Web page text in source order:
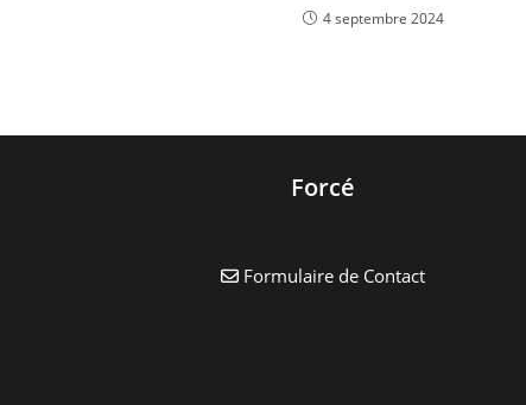
4 septembre 2024
Forcé
Formulaire de Contact